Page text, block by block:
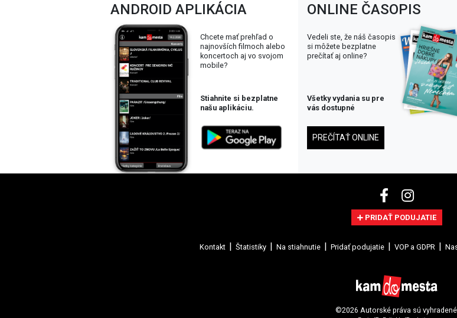
ANDROID APLIKÁCIA
Chcete mať prehľad o
najnovších filmoch alebo
koncertoch aj vo svojom
mobile?
Stiahnite si bezplatne
našu aplikáciu.
ONLINE ČASOPIS
Vedeli ste, že náš časopis
si môžete bezplatne
prečítať aj online?
Všetky vydania su pre
vás dostupné
PREČÍTAŤ ONLINE
PRIDAŤ PODUJATIE
Kontakt Štatistiky Na stiahnutie Pridať podujatie VOP a GDPR
©2026 Autorské práva sú vyhradené.